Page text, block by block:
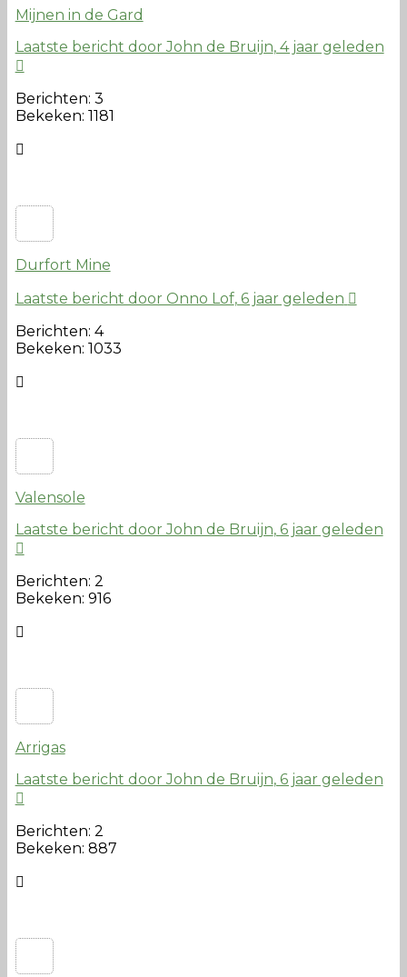
Mijnen in de Gard
Laatste bericht door John de Bruijn, 4 jaar geleden
Berichten: 3
Bekeken: 1181
Durfort Mine
Laatste bericht door Onno Lof, 6 jaar geleden
Berichten: 4
Bekeken: 1033
Valensole
Laatste bericht door John de Bruijn, 6 jaar geleden
Berichten: 2
Bekeken: 916
Arrigas
Laatste bericht door John de Bruijn, 6 jaar geleden
Berichten: 2
Bekeken: 887